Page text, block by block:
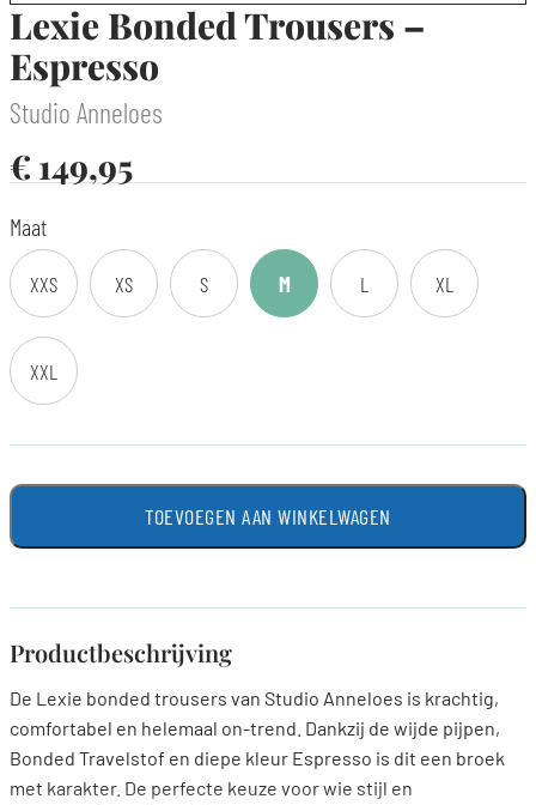
Lexie Bonded Trousers –
Espresso
Studio Anneloes
€ 149,95
Maat
XXS XS S M L XL
XXL
TOEVOEGEN AAN WINKELWAGEN
Productbeschrijving
De Lexie bonded trousers van Studio Anneloes is krachtig,
comfortabel en helemaal on-trend. Dankzij de wijde pijpen,
Bonded Travelstof en diepe kleur Espresso is dit een broek
met karakter. De perfecte keuze voor wie stijl en